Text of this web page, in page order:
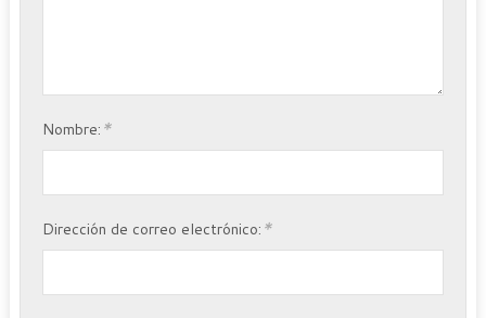
Nombre: *
Dirección de correo electrónico: *